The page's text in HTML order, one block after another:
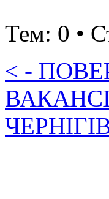
Тем: 0 •
< -